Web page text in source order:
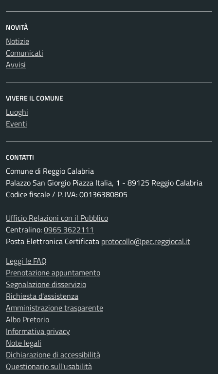
NOVITÀ
Notizie
Comunicati
Avvisi
VIVERE IL COMUNE
Luoghi
Eventi
CONTATTI
Comune di Reggio Calabria
Palazzo San Giorgio Piazza Italia, 1 - 89125 Reggio Calabria
Codice fiscale / P. IVA: 00136380805
Ufficio Relazioni con il Pubblico
Centralino:0965 3622111
Posta Elettronica Certificata protocollo@pec.reggiocal.it
Leggi le FAQ
Prenotazione appuntamento
Segnalazione disservizio
Richiesta d'assistenza
Amministrazione trasparente
Albo Pretorio
Informativa privacy
Note legali
Dichiarazione di accessibilità
Questionario sull'usabilità